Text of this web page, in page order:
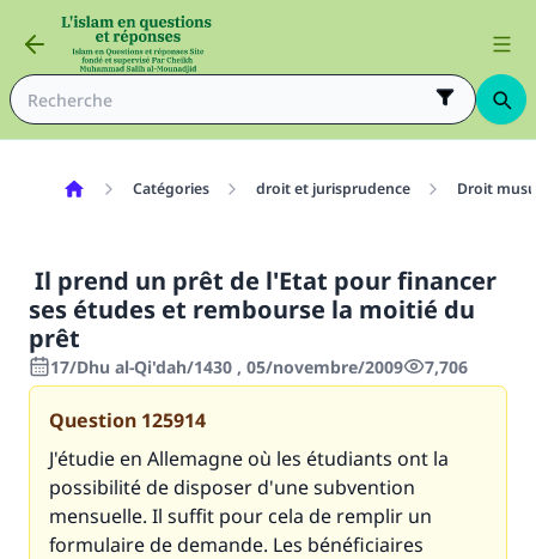
Catégories droit et jurisprudence Droit
Il prend un prêt de l'Etat pour financer
ses études et rembourse la moitié du
prêt
17/Dhu al-Qi'dah/1430 , 05/novembre/2009 7,706
Question 125914
J'étudie en Allemagne où les étudiants ont la
possibilité de disposer d'une subvention
mensuelle. Il suffit pour cela de remplir un
formulaire de demande. Les bénéficiaires